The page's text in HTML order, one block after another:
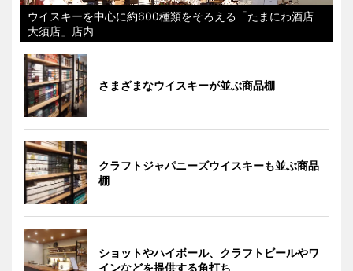
ウイスキーを中心に約600種類をそろえる「たまにわ酒店
大須店」店内
さまざまなウイスキーが並ぶ商品棚
クラフトジャパニーズウイスキーも並ぶ商品
棚
ショットやハイボール、クラフトビールやワ
インなどを提供する角打ち